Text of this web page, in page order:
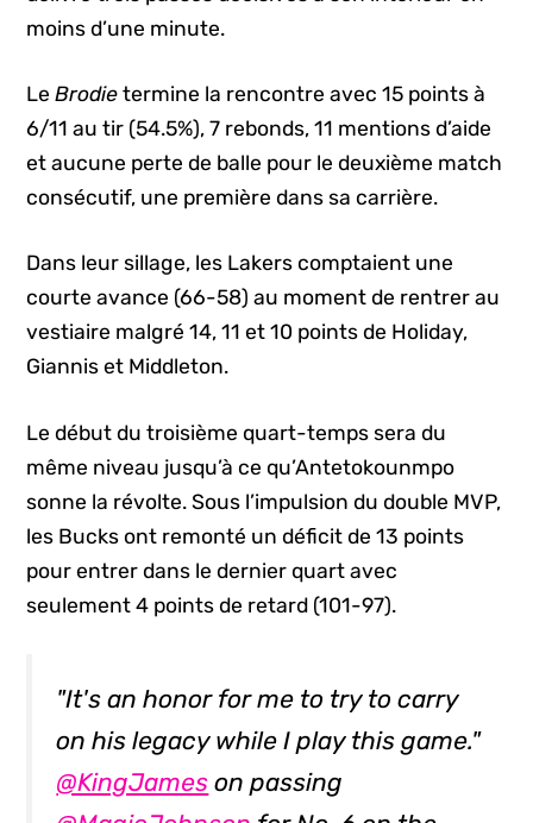
moins d’une minute.
LeBrodie termine la rencontre avec 15 points à
6/11 au tir (54.5%), 7 rebonds, 11 mentions d’aide
et aucune perte de balle pour le deuxième match
consécutif, une première dans sa carrière.
Dans leur sillage, les Lakers comptaient une
courte avance (66-58) au moment de rentrer au
vestiaire malgré 14, 11 et 10 points de Holiday,
Giannis et Middleton.
Le début du troisième quart-temps sera du
même niveau jusqu’à ce qu’Antetokounmpo
sonne la révolte. Sous l’impulsion du double MVP,
les Bucks ont remonté un déficit de 13 points
pour entrer dans le dernier quart avec
seulement 4 points de retard (101-97).
"It's an honor for me to try to carry
on his legacy while I play this game."
@KingJames on passing